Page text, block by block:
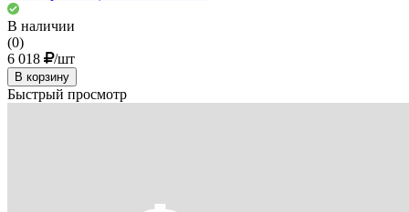
В наличии
(0)
6 018
/шт
В корзину
Быстрый просмотр